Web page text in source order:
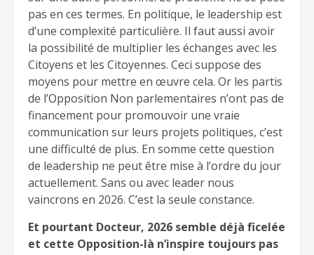
pas en ces termes. En politique, le leadership est
d’une complexité particulière. Il faut aussi avoir
la possibilité de multiplier les échanges avec les
Citoyens et les Citoyennes. Ceci suppose des
moyens pour mettre en œuvre cela. Or les partis
de l’Opposition Non parlementaires n’ont pas de
financement pour promouvoir une vraie
communication sur leurs projets politiques, c’est
une difficulté de plus. En somme cette question
de leadership ne peut être mise à l’ordre du jour
actuellement. Sans ou avec leader nous
vaincrons en 2026. C’est la seule constance.
Et pourtant Docteur, 2026 semble déjà ficelée
et cette Opposition-là n’inspire toujours pas